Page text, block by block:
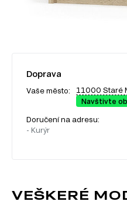
Doprava
Vaše město:
11000 Staré
Navštivte
Doručení na adresu:
- Kurýr
VEŠKERÉ